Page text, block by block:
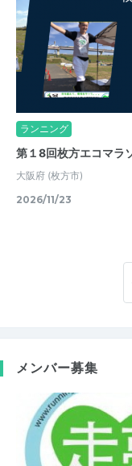
ランニング
第１8回枚方エコマラ
大阪府 (枚方市)
2026/11/23
メンバー募集